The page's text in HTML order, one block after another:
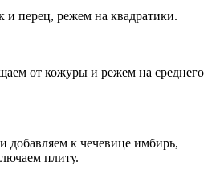
и перец, режем на квадратики.
от кожуры и режем на среднего
добавляем к чечевице имбирь,
плиту.